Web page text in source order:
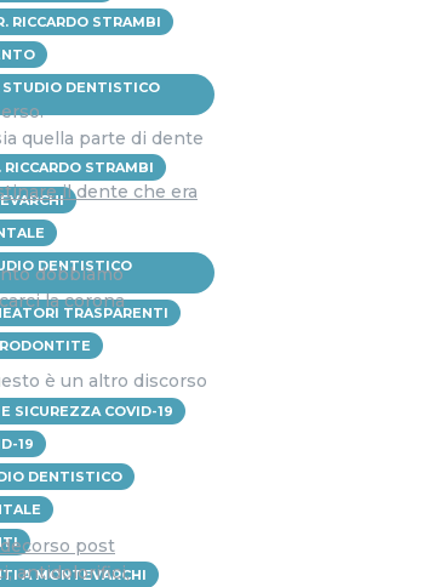
quella parte di dente
il dente che era
dobbiamo
la corona
è un altro discorso
post
antidolorifici,
RICCARDO STRAMBI
STUDIO DENTISTICO
STRAMBI
DENTISTICO
TRASPARENTI
SICUREZZA COVID-19
19
DENTISTICO
A MONTEVARCHI